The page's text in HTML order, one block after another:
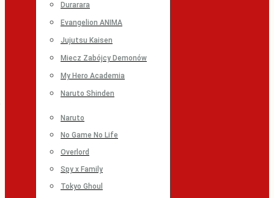
Durarara
Evangelion ANIMA
Jujutsu Kaisen
Miecz Zabójcy Demonów
My Hero Academia
Naruto Shinden
Naruto
No Game No Life
Overlord
Spy x Family
Tokyo Ghoul